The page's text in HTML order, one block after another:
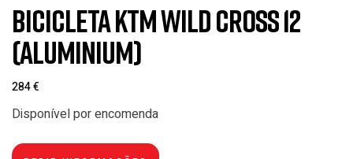
Bicicleta KTM Wild Cross 12
(Aluminium)
284€
Disponível por encomenda